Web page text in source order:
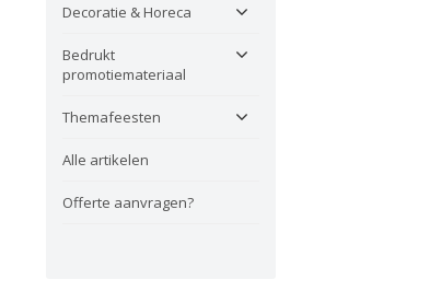
Decoratie & Horeca
Bedrukt
promotiemateriaal
Themafeesten
Alle artikelen
Offerte aanvragen?